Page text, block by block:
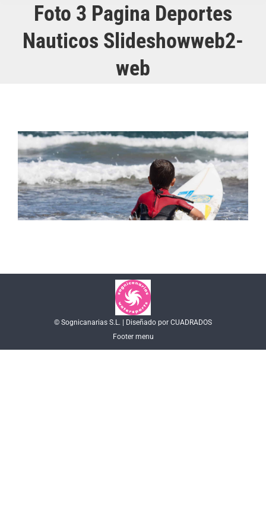
Foto 3 Pagina Deportes
Nauticos Slideshowweb2-
web
© Sognicanarias S.L. | Diseñado por CUADRADOS
Footer menu